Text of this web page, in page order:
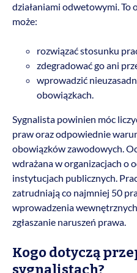
działaniami odwetowymi. To
może:
rozwiązać stosunku
zdegradować go ani
wprowadzić
obowiązkach.
Sygnalista powinien móc
praw oraz odpowiednie
obowiązków zawodowych.
wdrażana w organizacjach o
instytucjach publicznych.
zatrudniają co najmniej 50
wprowadzenia
zgłaszanie naruszeń prawa.
Kogo dotyczą